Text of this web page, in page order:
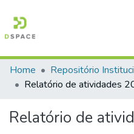
Communities & Collections
Statistics
Home
Relatório de